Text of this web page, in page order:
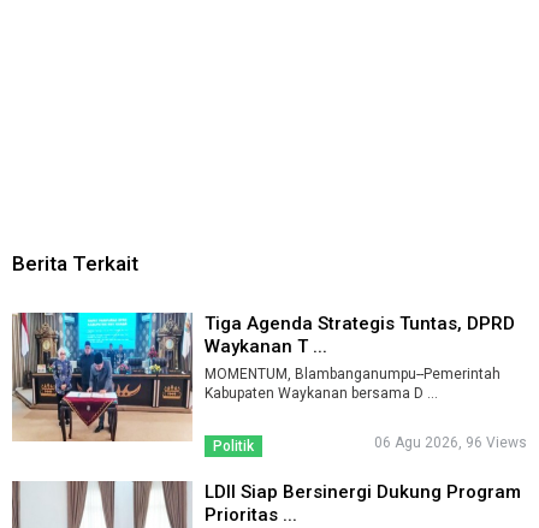
Berita Terkait
Tiga Agenda Strategis Tuntas, DPRD
Waykanan T ...
MOMENTUM, Blambanganumpu--Pemerintah
Kabupaten Waykanan bersama D ...
Politik 06 Agu 2026, 96 Views
LDII Siap Bersinergi Dukung Program
Prioritas ...